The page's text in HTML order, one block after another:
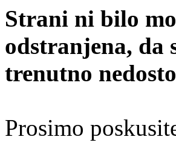
Strani ni bilo
odstranjena, da
trenutno
Prosimo